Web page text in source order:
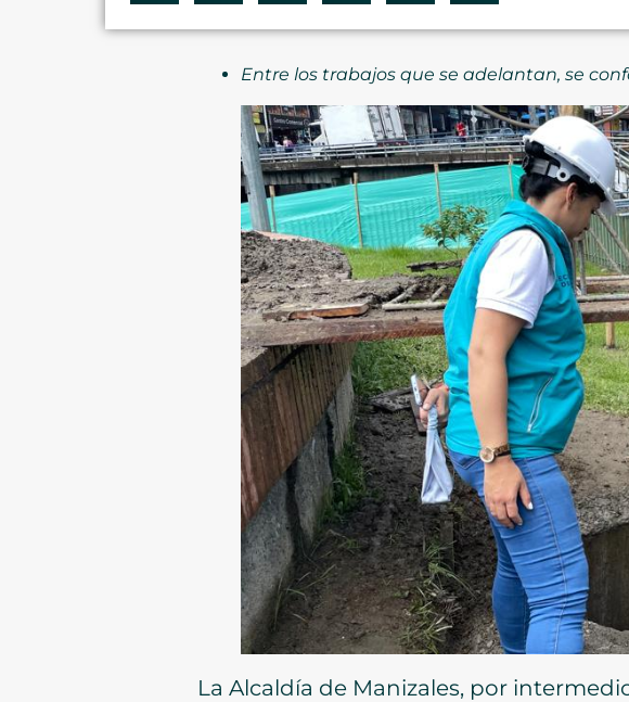
Entre los trabajos que se adelantan, se
La Alcaldía de Manizales, por